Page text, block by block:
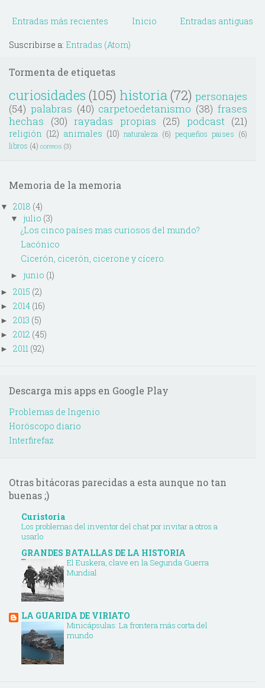
Entradas más recientes Entradas antiguas
Inicio
Suscribirse a: Entradas (Atom)
Tormenta de etiquetas
curiosidades (105) historia(72) personajes
(54) palabras (40) carpetoedetanismo (38) frases
hechas
(30) rayadas propias (25) podcast (21)
religión (12) animales (10) naturaleza (6) pequeños paises (6)
libros (4) correos (3)
Memoria de la memoria
▼ 2018 (4)
▼ julio (3)
¿Los cinco países mas curiosos del mundo?
Lacónico
Cicerón, cicerón, cicerone y cícero.
► junio (1)
► 2015 (2)
► 2014 (16)
► 2013 (5)
► 2012 (45)
► 2011 (92)
Descarga mis apps en Google Play
Problemas de Ingenio
Horóscopo diario
Interfirefaz
Otras bitácoras parecidas a esta aunque no tan
buenas ;)
Curistoria
Los problemas del inventor del chat por invitar a otros a
usarlo
GRANDES BATALLAS DE LA HISTORIA
El Euskera, clave en la Segunda Guerra
Mundial
LA GUARIDA DE VIRIATO
Minicápsulas: La frontera más corta del
mundo